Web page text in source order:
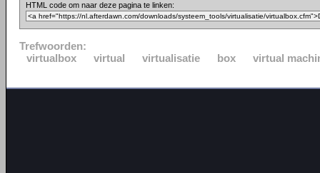
HTML code om naar deze pagina te linken:
Trefwoorden:
virtualbox
virtual virtualisatie box virtual